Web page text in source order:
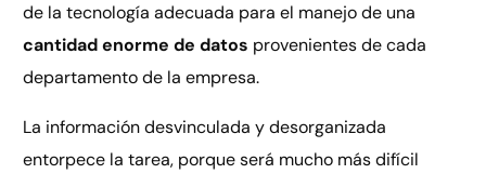
de la tecnología adecuada para el manejo de una
cantidad enorme de datos provenientes de cada
departamento de la empresa.
La información desvinculada y desorganizada
entorpece la tarea, porque será mucho más difícil